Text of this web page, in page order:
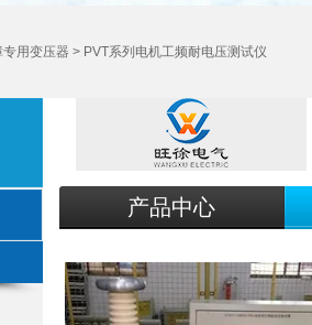
专用变压器 > PVT系列电机工频耐电压测试仪
产品中心